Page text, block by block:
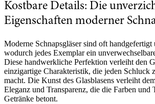
Kostbare Details: Die
Eigenschaften moderner
Moderne Schnapsgläser sind oft handgefertigt
wodurch jedes Exemplar ein
Diese handwerkliche Perfektion verleiht den
einzigartige Charakteristik, die jeden Schluck
macht. Die Kunst des Glasblasens verleiht
Eleganz und Transparenz, die die Farben und
Getränke betont.